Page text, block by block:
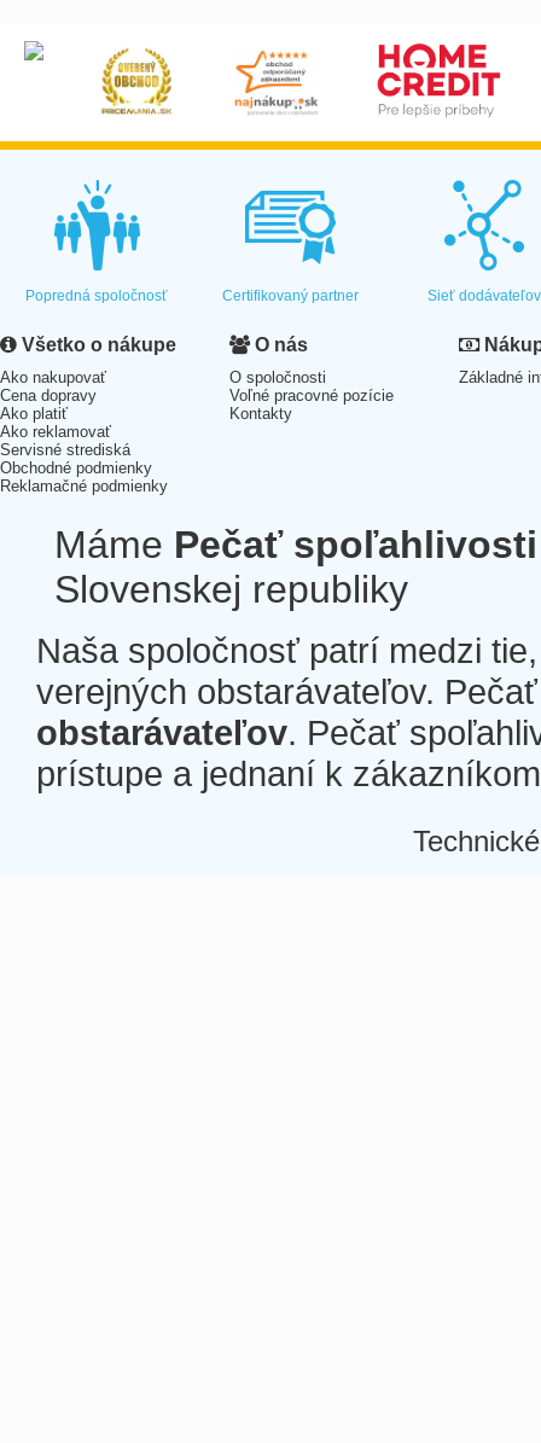
Popredná spoločnosť Certifikovaný partner Sieť dodávateľov
Všetko o nákupe
Ako nakupovať
Cena dopravy
Ako platiť
Ako reklamovať
Servisné strediská
Obchodné podmienky
Reklamačné podmienky
O nás
O spoločnosti
Voľné pracovné pozície
Kontakty
Základné
Máme Pečať spoľahlivosti
Slovenskej republiky
Naša spoločnosť patrí medzi
verejných obstarávateľov.
obstarávateľov. Pečať
prístupe a jednaní k